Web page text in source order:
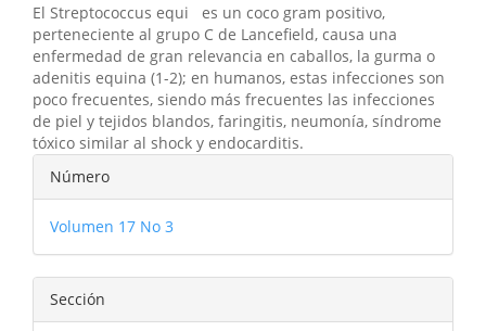
El Streptococcus equi es un coco gram positivo,
perteneciente al grupo C de Lancefield, causa una
enfermedad de gran relevancia en caballos, la gurma o
adenitis equina (1-2); en humanos, estas infecciones son
poco frecuentes, siendo más frecuentes las infecciones
de piel y tejidos blandos, faringitis, neumonía, síndrome
tóxico similar al shock y endocarditis.
Detalles
del
artículo
Número
Volumen 17 No 3
Sección